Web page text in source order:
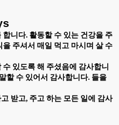
합니다. 활동할 수 있는 건강을 주
을 주셔서 매일 먹고 마시며 살 수
있도록 해 주셨음에 감사합니
말할 수 있어서 감사합니다. 들을
받고, 주고 하는 모든 일에 감사